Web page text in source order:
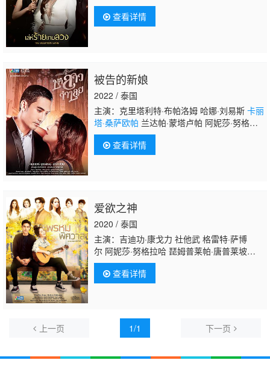
桑萨欧帕
查看详情
被告的新娘
2022 / 泰国
主演：克里塔利特·布帕洛姆 哈娜·刘易斯 卡丽
塔·桑萨欧帕 兰达帕·蒙塔卢帕 阿妮莎·努格拉
哈 彭帕特·阿塔潘亚朋
查看详情
爱欲之神
2020 / 泰国
主演：吉迪功·康戈力 社他武 格雷特·萨博
尔 阿妮莎·努格拉哈 琵姆普莱帕·唐普莱坡
恩卡丽塔·桑萨欧帕
朗格瑞特 索芘娜帕·崇帕
尼 Pimmada·Boriruksuppakorn 彭萨帕特·坎
查看详情
上一页 1/1 下一页